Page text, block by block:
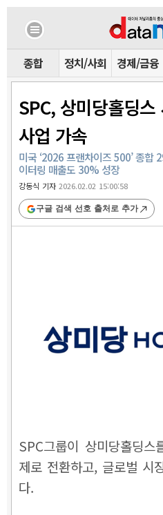
종합 정치/사회 경제/금융
SPC, 상미당홀딩
사업 가속
미국 ‘2026 프랜차이즈 500’ 종합
이터링 매출도 30% 성장
강동식 기자2026.02.02 15:00:58
구글 검색 선호 출처로 추가
SPC그룹이 상미당홀딩
제로 전환하고, 글로벌 시
다.